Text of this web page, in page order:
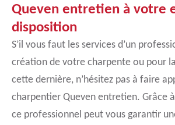
Queven entretien à votre
disposition
S’il vous faut les services d’un
création de votre charpente ou pour
cette dernière, n’hésitez pas à faire
charpentier Queven entretien. Grâce
ce professionnel peut vous garantir